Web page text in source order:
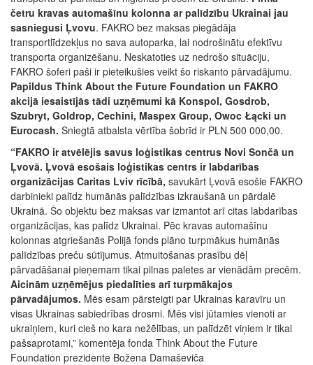
četru kravas automašīnu kolonna ar palīdzību Ukrainai jau
sasniegusi Ļvovu. FAKRO bez maksas piegādāja
transportlīdzekļus no sava autoparka, lai nodrošinātu efektīvu
transporta organizēšanu. Neskatoties uz nedrošo situāciju,
FAKRO šoferi paši ir pieteikušies veikt šo riskanto pārvadājumu.
Papildus Think About the Future Foundation un FAKRO
akcijā iesaistījās tādi uzņēmumi kā Konspol, Gosdrob,
Szubryt, Goldrop, Cechini, Maspex Group, Owoc Łącki un
Eurocash. Sniegtā atbalsta vērtība šobrīd ir PLN 500 000,00.
“FAKRO ir atvēlējis savus loģistikas centrus Novi Sončā un
Ļvovā. Ļvovā esošais loģistikas centrs ir labdarības
organizācijas Caritas Lviv rīcībā, savukārt Ļvovā esošie FAKRO
darbinieki palīdz humānās palīdzības izkraušanā un pārdalē
Ukrainā. Šo objektu bez maksas var izmantot arī citas labdarības
organizācijas, kas palīdz Ukrainai. Pēc kravas automašīnu
kolonnas atgriešanās Polijā fonds plāno turpmākus humānās
palīdzības preču sūtījumus. Atmuitošanas prasību dēļ
pārvadāšanai pieņemam tikai pilnas paletes ar vienādām precēm.
Aicinām uzņēmējus piedalīties arī turpmākajos
pārvadājumos. Mēs esam pārsteigti par Ukrainas karavīru un
visas Ukrainas sabiedrības drosmi. Mēs visi jūtamies vienoti ar
ukraiņiem, kuri cieš no kara nežēlības, un palīdzēt viņiem ir tikai
pašsaprotami,” komentēja fonda Think About the Future
Foundation prezidente Božena Damaševiča